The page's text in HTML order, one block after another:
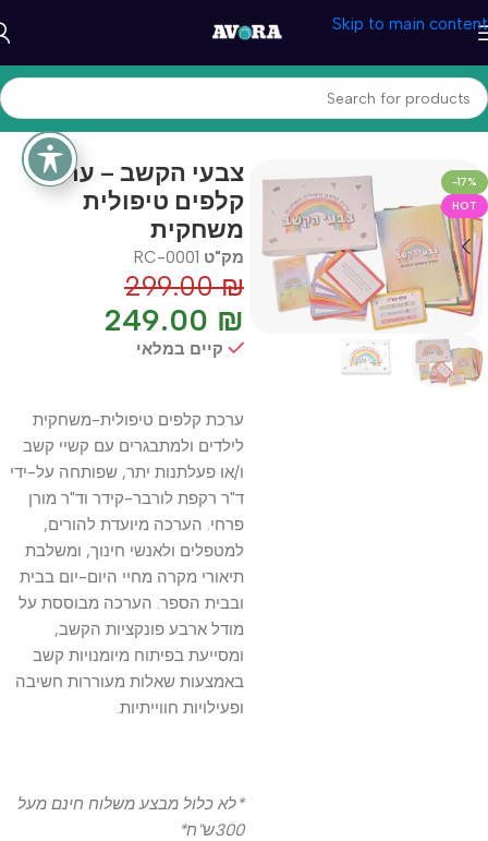
Skip to main content
עמוד הבית/טיפול והתפתחות/CBT מוצרי
-17%
HOT
צבעי הקשב – ערכת
קלפים טיפולית
משחקית
מק"ט RC-0001
299.00₪
249.00 ₪
קיים במלאי
ערכת קלפים טיפולית-משחקית
לילדים ולמתבגרים עם קשיי קשב
ו/או פעלתנות יתר, שפותחה על-ידי
ד"ר רקפת לורבר-קידר וד"ר מורן
פרחי. הערכה מיועדת להורים,
למטפלים ולאנשי חינוך, ומשלבת
תיאורי מקרה מחיי היום-יום בבית
ובבית הספר. הערכה מבוססת על
מודל ארבע פונקציות הקשב,
ומסייעת בפיתוח מיומנויות קשב
באמצעות שאלות מעוררות חשיבה
ופעילויות חווייתיות.
*לא כלול מבצע משלוח חינם מעל
300ש"ח*